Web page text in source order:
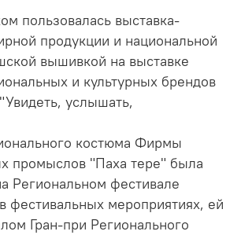
пользовалась выставка-
продукции и национальной
вышивкой на выставке
и культурных брендов
услышать,
костюма Фирмы
промыслов "Паха тере" была
Региональном фестивале
фестивальных мероприятиях, ей
Гран-при Регионального